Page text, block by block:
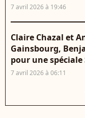
7 avril 2026 à 19:46
Claire Chazal et
Gainsbourg,
pour une spéciale
7 avril 2026 à 06:11